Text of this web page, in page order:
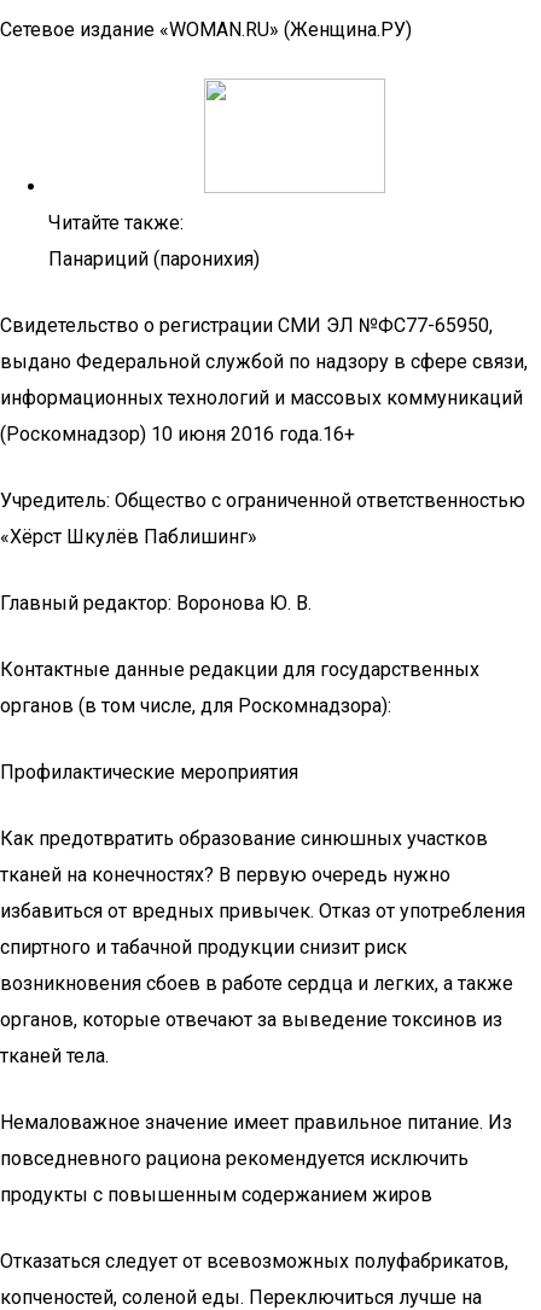
Сетевое издание «WOMAN.RU» (Женщина.РУ)
Читайте также:
Панариций (паронихия)
Свидетельство о регистрации СМИ ЭЛ №ФС77-65950,
выдано Федеральной службой по надзору в сфере связи,
информационных технологий и массовых коммуникаций
(Роскомнадзор) 10 июня 2016 года.16+
Учредитель: Общество с ограниченной ответственностью
«Хёрст Шкулёв Паблишинг»
Главный редактор: Воронова Ю. В.
Контактные данные редакции для государственных
органов (в том числе, для Роскомнадзора):
Профилактические мероприятия
Как предотвратить образование синюшных участков
тканей на конечностях? В первую очередь нужно
избавиться от вредных привычек. Отказ от употребления
спиртного и табачной продукции снизит риск
возникновения сбоев в работе сердца и легких, а также
органов, которые отвечают за выведение токсинов из
тканей тела.
Немаловажное значение имеет правильное питание. Из
повседневного рациона рекомендуется исключить
продукты с повышенным содержанием жиров
Отказаться следует от всевозможных полуфабрикатов,
копченостей, соленой еды. Переключиться лучше на